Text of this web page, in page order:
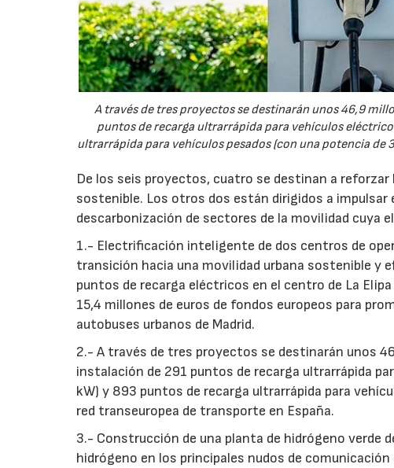
A través de tres proyectos se destinarán unos 46,9
puntos de recarga ultrarrápida para vehículos
ultrarrápida para vehículos pesados (con una potencia de
De los seis proyectos, cuatro se destinan a
sostenible. Los otros dos están dirigidos a
descarbonización de sectores de la movilidad cuya
1.- Electrificación inteligente de dos centros de
transición hacia una movilidad urbana sostenible y
puntos de recarga eléctricos en el centro de La
15,4 millones de euros de fondos europeos para
autobuses urbanos de Madrid.
2.- A través de tres proyectos se destinarán unos
instalación de 291 puntos de recarga ultrarrápida
kW) y 893 puntos de recarga ultrarrápida para
red transeuropea de transporte en España.
3.- Construcción de una planta de hidrógeno verde
hidrógeno en los principales nudos de